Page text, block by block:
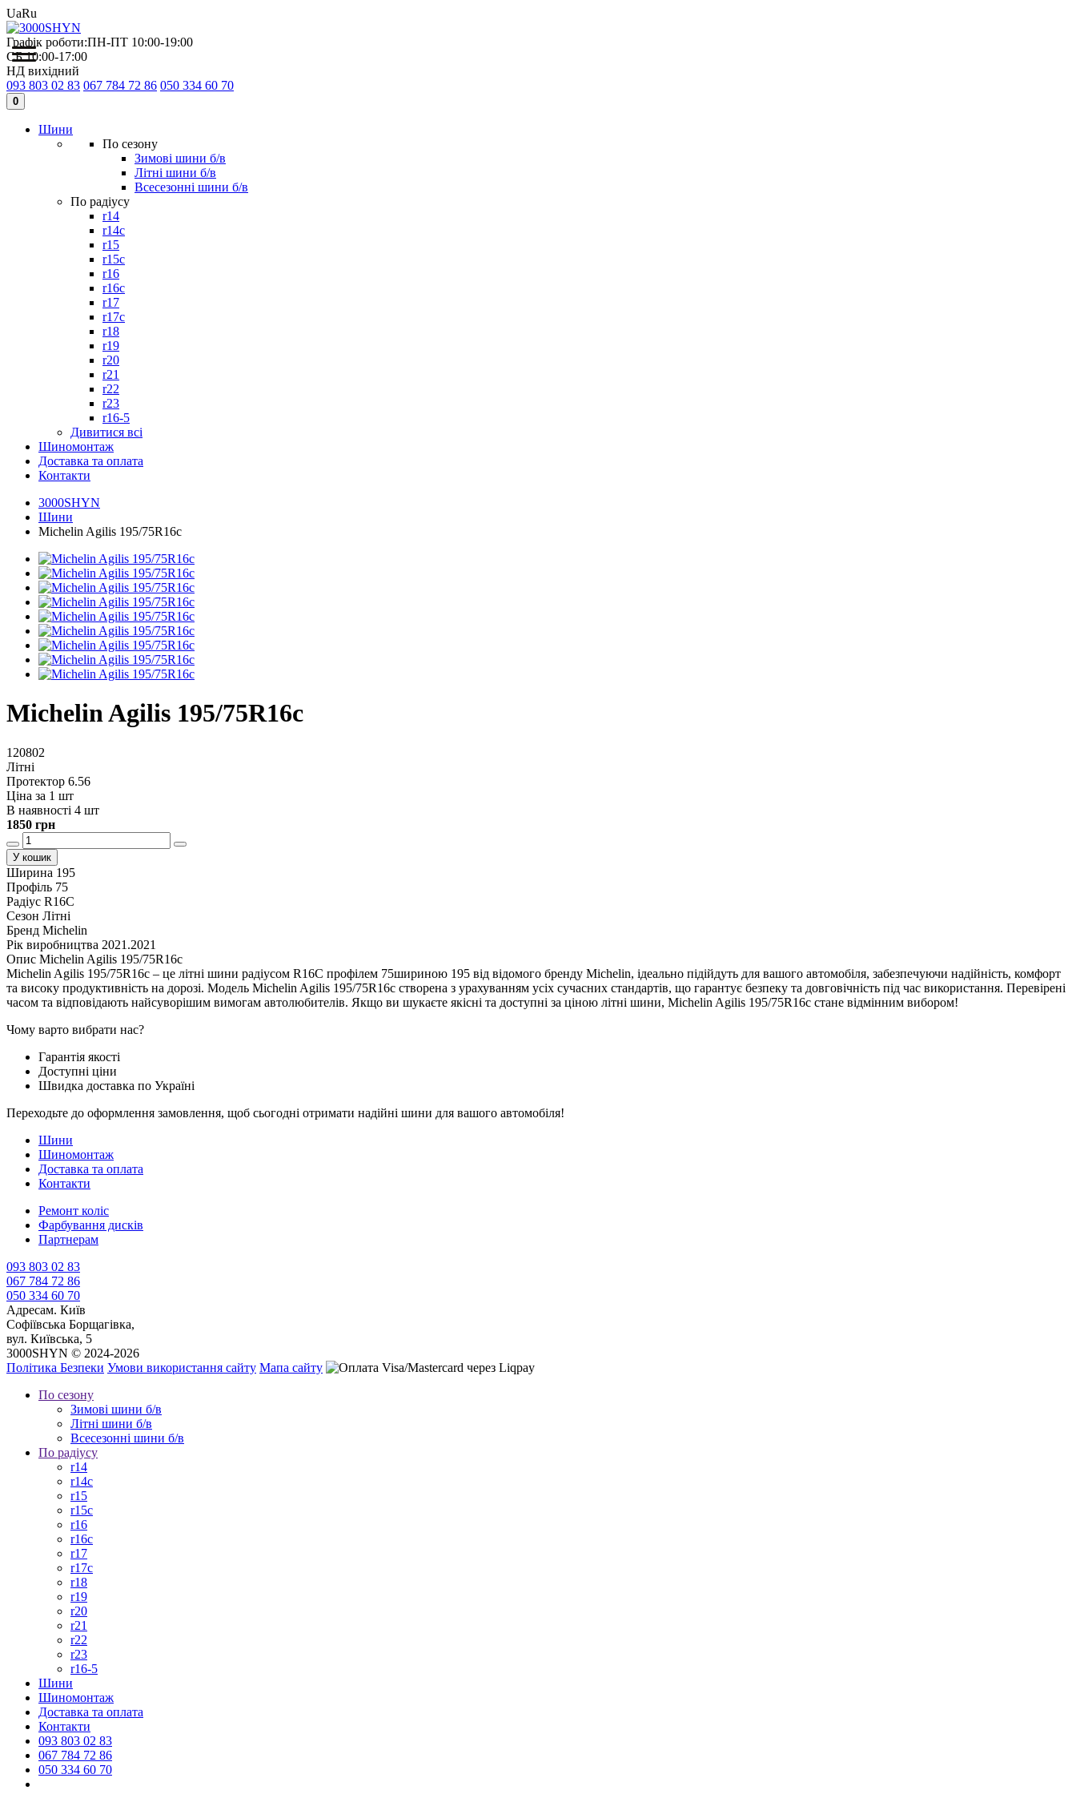
UaRu
Графік роботи:ПН-ПТ 10:00-19:00
СБ 10:00-17:00
НД вихідний
093 803 02 83 067 784 72 86 050 334 60 70
0
Шини
По сезону
Зимові шини б/в
Літні шини б/в
Всесезонні шини б/в
По радіусу
r14
r14c
r15
r15c
r16
r16c
r17
r17c
r18
r19
r20
r21
r22
r23
r16-5
Дивитися всі
Шиномонтаж
Доставка та оплата
Контакти
3000SHYN
Шини
Michelin Agilis 195/75R16c
Michelin Agilis 195/75R16c
120802
Літні
Протектор 6.56
Ціна за 1 шт
В наявності 4 шт
1850 грн
У кошик
Ширина 195
Профіль 75
Радіус R16C
Сезон Літні
Бренд Michelin
Рік виробництва 2021.2021
Опис Michelin Agilis 195/75R16c
Michelin Agilis 195/75R16c – це літні шини радіусом R16C профілем 75шириною 195 від відомого бренду Michelin, ідеально підійдуть для вашого автомобіля, забезпечуючи надійність, комфорт
та високу продуктивність на дорозі. Модель Michelin Agilis 195/75R16c створена з урахуванням усіх сучасних стандартів, що гарантує безпеку та довговічність під час використання. Перевірені
часом та відповідають найсуворішим вимогам автолюбителів. Якщо ви шукаєте якісні та доступні за ціною літні шини, Michelin Agilis 195/75R16c стане відмінним вибором!
Чому варто вибрати нас?
Гарантія якості
Доступні ціни
Швидка доставка по Україні
Переходьте до оформлення замовлення, щоб сьогодні отримати надійні шини для вашого автомобіля!
Шини
Шиномонтаж
Доставка та оплата
Контакти
Ремонт коліс
Фарбування дисків
Партнерам
093 803 02 83
067 784 72 86
050 334 60 70
Адресам. Київ
Софіївська Борщагівка,
вул. Київська, 5
3000SHYN © 2024-2026
Політика Безпеки Умови використання сайту Мапа сайту
По сезону
Зимові шини б/в
Літні шини б/в
Всесезонні шини б/в
По радіусу
r14
r14c
r15
r15c
r16
r16c
r17
r17c
r18
r19
r20
r21
r22
r23
r16-5
Шини
Шиномонтаж
Доставка та оплата
Контакти
093 803 02 83
067 784 72 86
050 334 60 70